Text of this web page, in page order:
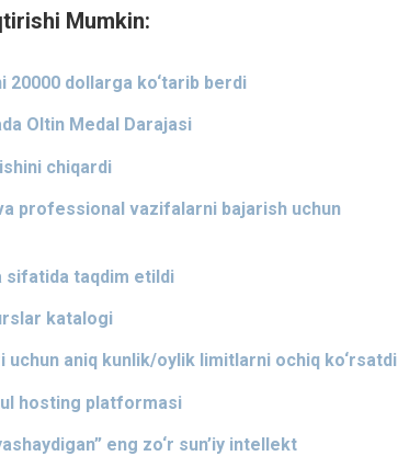
Mumkin:
20000 dollarga ko‘tarib berdi
Oltin Medal Darajasi
chiqardi
professional vazifalarni bajarish uchun
sifatida taqdim etildi
katalogi
aniq kunlik/oylik limitlarni ochiq ko‘rsatdi
hosting platformasi
eng zo‘r sun’iy intellekt